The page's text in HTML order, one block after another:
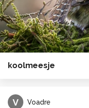
koolmeesje
V Voadre